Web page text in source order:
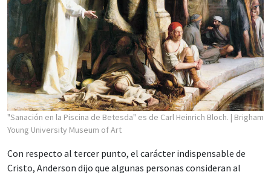
"Sanación en la Piscina de Betesda" es de Carl Heinrich Bloch. | Brigham
Young University Museum of Art
Con respecto al tercer punto, el carácter indispensable de
Cristo, Anderson dijo que algunas personas consideran al